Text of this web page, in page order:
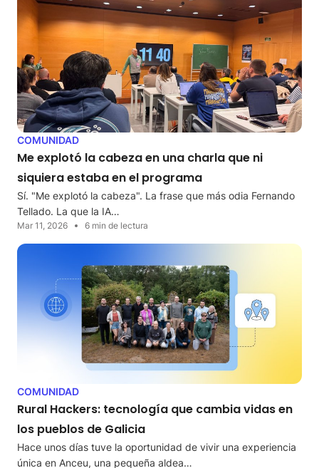
COMUNIDAD
Me explotó la cabeza en una charla que ni
siquiera estaba en el programa
Sí. "Me explotó la cabeza". La frase que más odia Fernando
Tellado. La que la IA…
Mar 11, 2026 6 min de lectura
COMUNIDAD
Rural Hackers: tecnología que cambia vidas en
los pueblos de Galicia
Hace unos días tuve la oportunidad de vivir una experiencia
única en Anceu, una pequeña aldea…